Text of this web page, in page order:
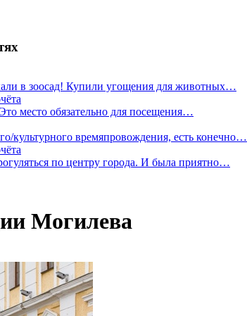
в зоосад! Купили угощения для животных…
место обязательно для посещения…
культурного времяпровождения, есть конечно…
по центру города. И была приятно…
Могилева